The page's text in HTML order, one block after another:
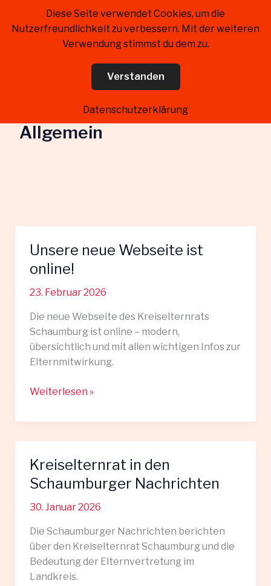
InhaltKreiselternrat Landkreis
Schaumburg
Allgemein
Unsere neue Webseite ist
online!
23. Februar 2026
Die neue Webseite des Kreiselternrats
Schaumburg ist online – modern,
übersichtlich und mit allen wichtigen Infos zur
Elternmitwirkung.
Unsere
Webseite
Weiterlesen »
Kreiselternrat in den
Schaumburger Nachrichten
30. Januar 2026
Die Schaumburger Nachrichten berichten
über den Kreiselternrat Schaumburg und die
Bedeutung der Elternvertretung im
Landkreis.
Diese Seite verwendet Cookies, um die
Nutzerfreundlichkeit zu verbessern. Mit der weiteren
Verwendung stimmst du dem zu.
Verstanden
Datenschutzerklärung